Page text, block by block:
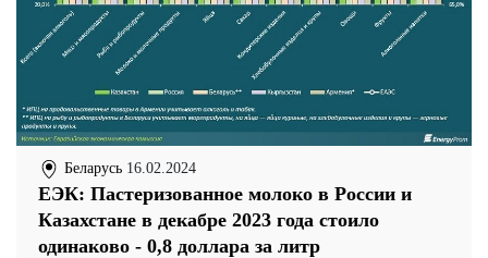
Беларусь 16.02.2024
ЕЭК: Пастеризованное молоко в России и
Казахстане в декабре 2023 года стоило
одинаково - 0,8 доллара за литр